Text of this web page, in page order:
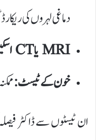
دماغی لہروں کی
MRI یا CT اسکین:
خون کے ٹیسٹ:
ان ٹیسٹوں سے ڈاکٹر